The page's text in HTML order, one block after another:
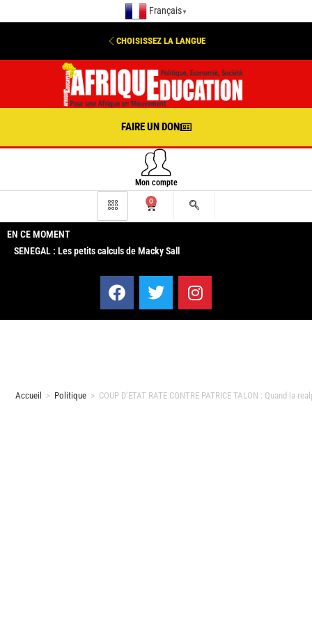
Français ▼
CHOISISSEZ LA LANGUE
FAIRE UN DON
Mon compte
0
EN CE MOMENT
SENEGAL : Les petits calculs de Macky Sall
Accueil > Politique > COUP D’ETAT RATE CONTRE PATRICE TALON : Quand